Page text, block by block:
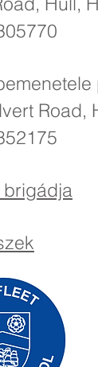
Road,
brigádja